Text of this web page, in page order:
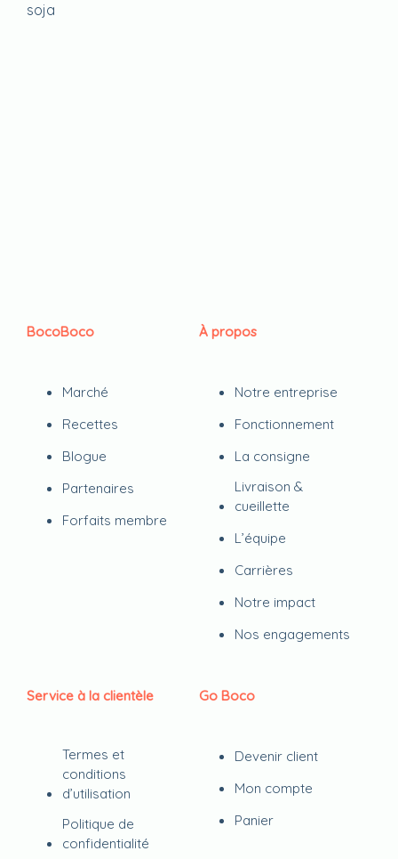
soja
BocoBoco
Marché
Recettes
Blogue
Partenaires
Forfaits membre
À propos
Notre entreprise
Fonctionnement
La consigne
Livraison &
cueillette
L’équipe
Carrières
Notre impact
Nos engagements
Service à la clientèle
Termes et
conditions
d’utilisation
Politique de
confidentialité
Go Boco
Devenir client
Mon compte
Panier